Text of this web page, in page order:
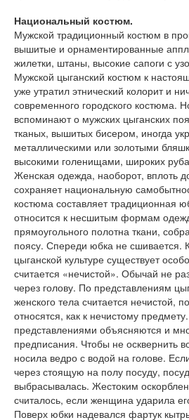
Национальный костюм.
Мужской традиционный костюм в
вышитые и орнаментированные
жилетки, штаны, высокие сапоги с
Мужской цыганский костюм к
уже утратил этнический колорит и
современного городского костюма.
вспоминают о мужских цыганских
тканых, вышитых бисером, иногда
металлическими или золотыми
высокими голенищами, широких
Женская одежда, наоборот, вплоть
сохраняет национальную
костюма составляет традиционная
относится к несшитым формам
прямоугольного полотна ткани,
поясу. Спереди юбка не сшивается.
цыганской культуре существует
считается «нечистой». Обычай не
через голову. По представлениям
женского тела считается нечистой,
относятся, как к нечистому
представлениями объясняются и
предписания. Чтобы не осквернить
носила ведро с водой на голове.
через стоящую на полу посуду,
выбрасывалась. Жестоким
считалось, если женщина ударила
Поверх юбки надевался фартук